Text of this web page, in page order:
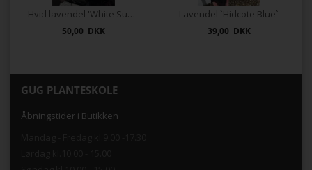
Hvid lavendel 'White Summer'
50,00 DKK
Lavendel `Hidcote Blue`
39,00 DKK
GUG PLANTESKOLE
Åbningstider i Butikken